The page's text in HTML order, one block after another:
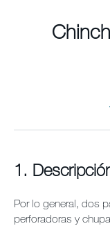
Contáctanos
Sitemap
Envu Premium
1.
Por lo general, dos
perforadoras y